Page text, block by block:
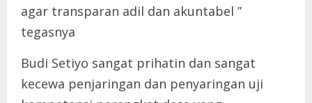
agar transparan adil dan akuntabel ”
tegasnya
Budi Setiyo sangat prihatin dan sangat
kecewa penjaringan dan penyaringan uji